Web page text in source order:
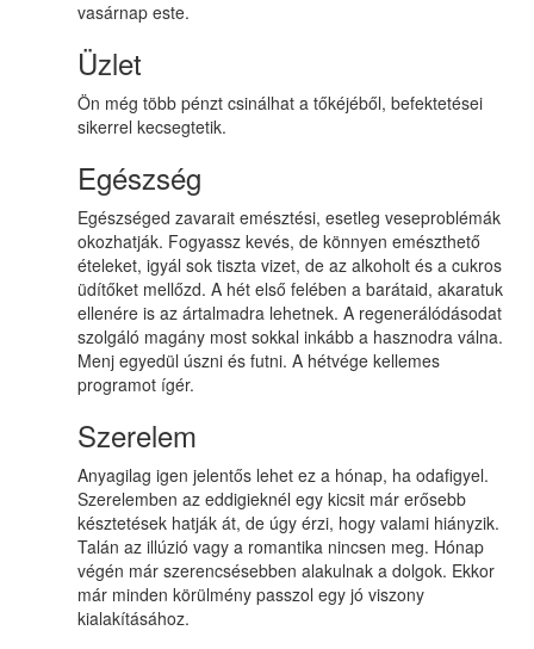
vasárnap este.
Üzlet
Ön még több pénzt csinálhat a tőkéjéből, befektetései
sikerrel kecsegtetik.
Egészség
Egészséged zavarait emésztési, esetleg veseproblémák
okozhatják. Fogyassz kevés, de könnyen emészthető
ételeket, igyál sok tiszta vizet, de az alkoholt és a cukros
üdítőket mellőzd. A hét első felében a barátaid, akaratuk
ellenére is az ártalmadra lehetnek. A regenerálódásodat
szolgáló magány most sokkal inkább a hasznodra válna.
Menj egyedül úszni és futni. A hétvége kellemes
programot ígér.
Szerelem
Anyagilag igen jelentős lehet ez a hónap, ha odafigyel.
Szerelemben az eddigieknél egy kicsit már erősebb
késztetések hatják át, de úgy érzi, hogy valami hiányzik.
Talán az illúzió vagy a romantika nincsen meg. Hónap
végén már szerencsésebben alakulnak a dolgok. Ekkor
már minden körülmény passzol egy jó viszony
kialakításához.